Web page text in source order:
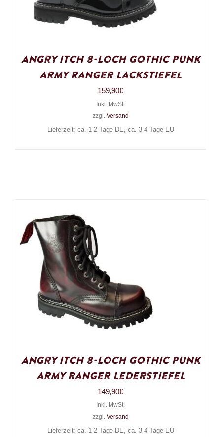
Angry Itch 8-Loch Gothic Punk
Army Ranger Lackstiefel
159,90€
Inkl. MwSt.
zzgl. Versand
Lieferzeit: ca. 1-2 Tage DE, ca. 3-4 Tage EU
Angry Itch 8-Loch Gothic Punk
Army Ranger Lederstiefel
149,90€
Inkl. MwSt.
zzgl. Versand
Lieferzeit: ca. 1-2 Tage DE, ca. 3-4 Tage EU